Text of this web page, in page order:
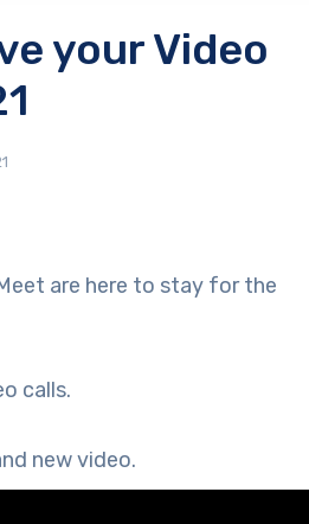
your Video
are here to stay for the
calls.
new video.